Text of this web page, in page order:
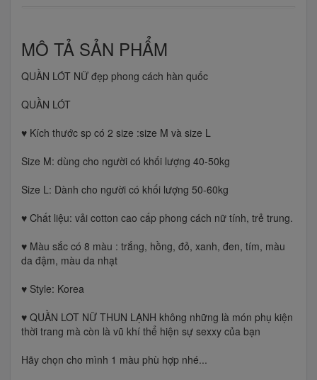
MÔ TẢ SẢN PHẨM
QUẦN LÓT NỮ đẹp phong cách hàn quốc
QUẦN LÓT
♥️ Kích thước sp có 2 size :size M và size L
Size M: dùng cho người có khối lượng 40-50kg
Size L: Dành cho người có khối lượng 50-60kg
♥️ Chất liệu: vải cotton cao cấp phong cách nữ tính, trẻ trung.
♥️ Màu sắc có 8 màu : trắng, hồng, đỏ, xanh, đen, tím, màu
da đậm, màu da nhạt
♥️ Style: Korea
♥️ QUẦN LOT NỮ THUN LẠNH không những là món phụ kiện
thời trang mà còn là vũ khí thể hiện sự sexxy của bạn
Hãy chọn cho mình 1 màu phù hợp nhé...